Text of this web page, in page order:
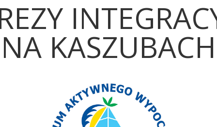
NA KASZUBACH